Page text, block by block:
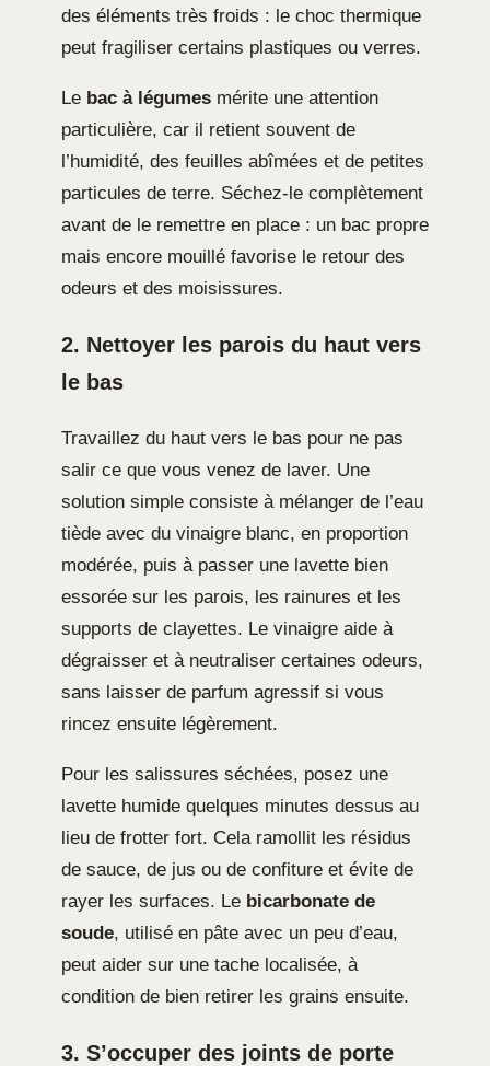
des éléments très froids : le choc thermique
peut fragiliser certains plastiques ou verres.
Le bac à légumes mérite une attention
particulière, car il retient souvent de
l’humidité, des feuilles abîmées et de petites
particules de terre. Séchez-le complètement
avant de le remettre en place : un bac propre
mais encore mouillé favorise le retour des
odeurs et des moisissures.
2. Nettoyer les parois du haut vers
le bas
Travaillez du haut vers le bas pour ne pas
salir ce que vous venez de laver. Une
solution simple consiste à mélanger de l’eau
tiède avec du vinaigre blanc, en proportion
modérée, puis à passer une lavette bien
essorée sur les parois, les rainures et les
supports de clayettes. Le vinaigre aide à
dégraisser et à neutraliser certaines odeurs,
sans laisser de parfum agressif si vous
rincez ensuite légèrement.
Pour les salissures séchées, posez une
lavette humide quelques minutes dessus au
lieu de frotter fort. Cela ramollit les résidus
de sauce, de jus ou de confiture et évite de
rayer les surfaces. Le bicarbonate de
soude, utilisé en pâte avec un peu d’eau,
peut aider sur une tache localisée, à
condition de bien retirer les grains ensuite.
3. S’occuper des joints de porte